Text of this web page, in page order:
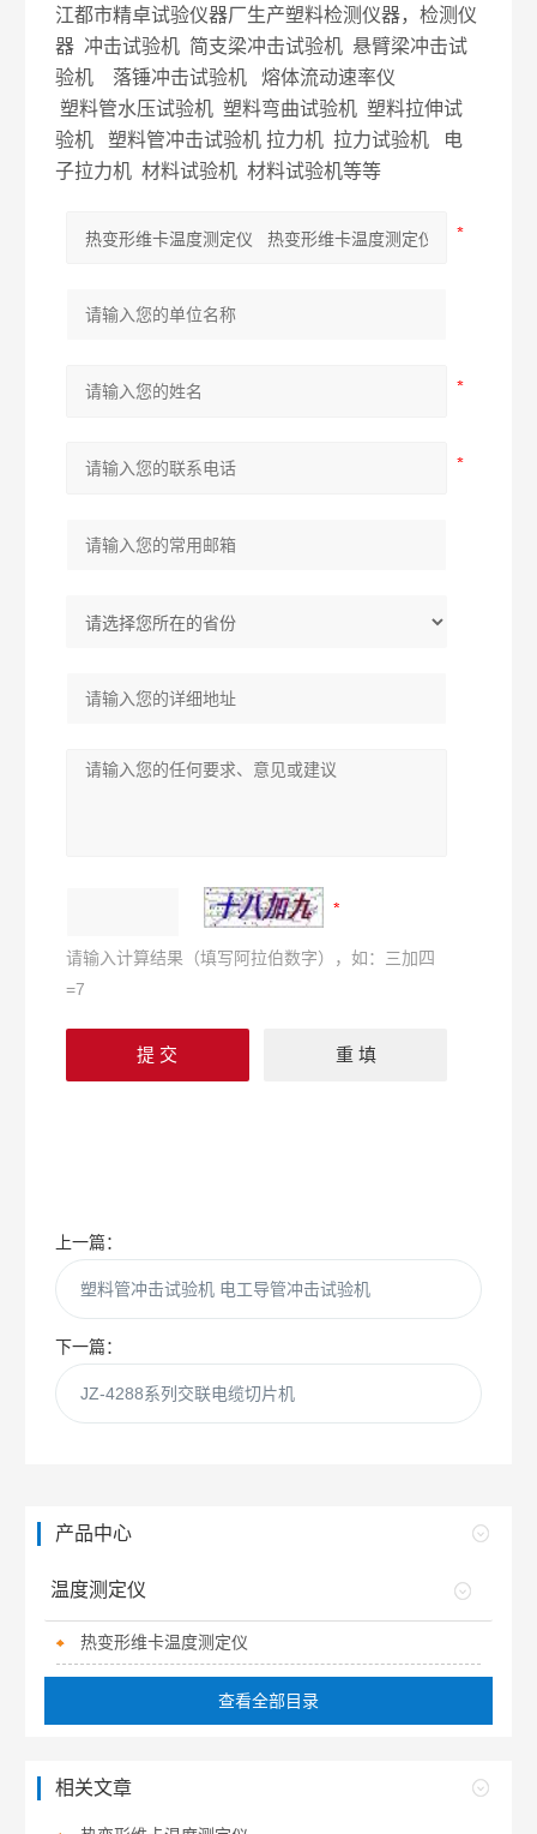
江都市精卓试验仪器厂生产塑料检测仪器，检测仪
器 冲击试验机 简支梁冲击试验机 悬臂梁冲击试
验机 落锤冲击试验机 熔体流动速率仪
塑料管水压试验机 塑料弯曲试验机 塑料拉伸试
验机 塑料管冲击试验机 拉力机 拉力试验机 电
子拉力机 材料试验机 材料试验机等等
请输入计算结果（填写阿拉伯数字），如：三加四
=7
上一篇：
塑料管冲击试验机 电工导管冲击试验机
下一篇：
JZ-4288系列交联电缆切片机
产品中心
温度测定仪
热变形维卡温度测定仪
查看全部目录
相关文章